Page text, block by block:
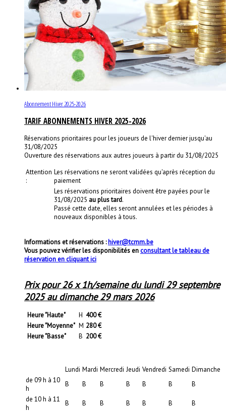
Abonnement Hiver 2025-2026
TARIF ABONNEMENTS HIVER 2025-2026
Réservations prioritaires pour les joueurs de l'hiver dernier jusqu'au
31/08/2025
Ouverture des réservations aux autres joueurs à partir du 31/08/2025
Attention
:
Les réservations ne seront validées qu'après réception du
paiement
Les réservations prioritaires doivent être payées pour le
31/08/2025 au plus tard.
Passé cette date, elles seront annulées et les périodes à
nouveaux disponibles à tous.
Informations et réservations :hiver@tcmm.be
Vous pouvez vérifier les disponibilités en consultant le tableau de
réservation en cliquant ici
Prix pour 26 x 1h/semaine du lundi 29 septembre
2025 au dimanche 29 mars 2026
Heure "Haute" H 400 €
Heure "Moyenne" M 280 €
Heure "Basse"
B 200 €
Lundi Mardi Mercredi Jeudi Vendredi Samedi Dimanche
de 09 h à 10
h
B B B B B B
B
de 10 h à 11
h
B B B B B B
B